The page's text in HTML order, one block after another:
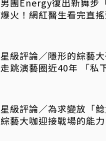
爆火！網紅醫生看完直
星級評論／隱形的綜藝
走跳演藝圈近40年 「私
星級評論／為求變放「
綜藝大咖迎接戰場的能力